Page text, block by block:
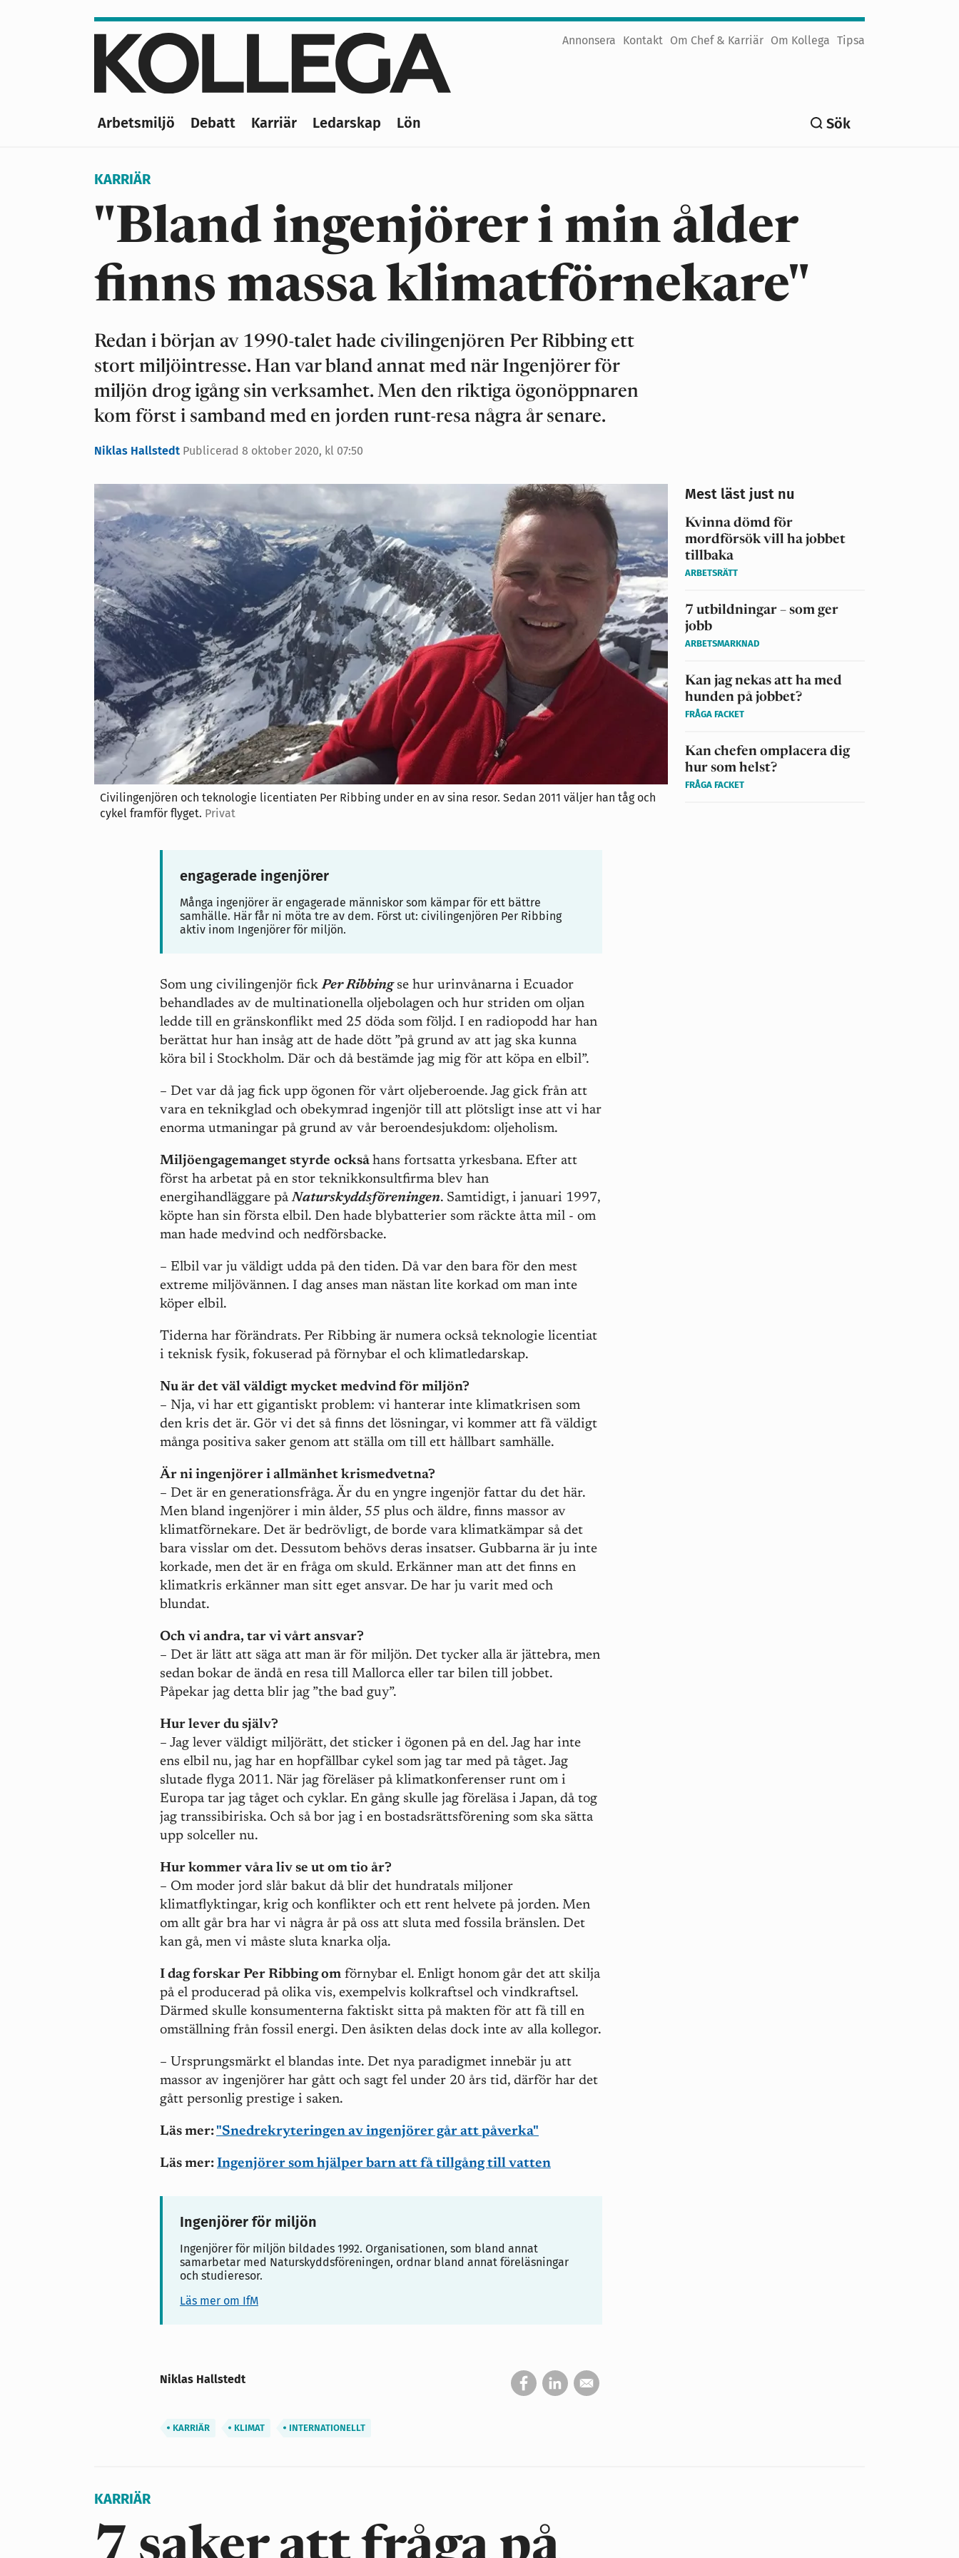
Annonsera Kontakt Om Chef & Karriär Om Kollega Tipsa
Arbetsmiljö Debatt Karriär Ledarskap Lön Sök
KARRIÄR
"Bland ingenjörer i min ålder
finns massa klimatförnekare"
Redan i början av 1990-talet hade civilingenjören Per Ribbing ett
stort miljöintresse. Han var bland annat med när Ingenjörer för
miljön drog igång sin verksamhet. Men den riktiga ögonöppnaren
kom först i samband med en jorden runt-resa några år senare.
Niklas Hallstedt Publicerad 8 oktober 2020, kl 07:50
Civilingenjören och teknologie licentiaten Per Ribbing under en av sina resor. Sedan 2011 väljer han tåg och
cykel framför flyget. Privat
engagerade ingenjörer
Många ingenjörer är engagerade människor som kämpar för ett bättre
samhälle. Här får ni möta tre av dem. Först ut: civilingenjören Per Ribbing
aktiv inom Ingenjörer för miljön.
Som ung civilingenjör fickPer Ribbingse hur urinvånarna i Ecuador
behandlades av de multinationella oljebolagen och hur striden om oljan
ledde till en gränskonflikt med 25 döda som följd. I en radiopodd har han
berättat hur han insåg att de hade dött ”på grund av att jag ska kunna
köra bil i Stockholm. Där och då bestämde jag mig för att köpa en elbil”.
– Det var då jag fick upp ögonen för vårt oljeberoende. Jag gick från att
vara en teknikglad och obekymrad ingenjör till att plötsligt inse att vi har
enorma utmaningar på grund av vår beroendesjukdom: oljeholism.
Miljöengagemanget styrde också hans fortsatta yrkesbana. Efter att
först ha arbetat på en stor teknikkonsultfirma blev han
energihandläggare påNaturskyddsföreningen. Samtidigt, i januari 1997,
köpte han sin första elbil. Den hade blybatterier som räckte åtta mil - om
man hade medvind och nedförsbacke.
– Elbil var ju väldigt udda på den tiden. Då var den bara för den mest
extreme miljövännen. I dag anses man nästan lite korkad om man inte
köper elbil.
Tiderna har förändrats. Per Ribbing är numera också teknologie licentiat
i teknisk fysik, fokuserad på förnybar el och klimatledarskap.
Nu är det väl väldigt mycket medvind för miljön?
– Nja, vi har ett gigantiskt problem: vi hanterar inte klimatkrisen som
den kris det är. Gör vi det så finns det lösningar, vi kommer att få väldigt
många positiva saker genom att ställa om till ett hållbart samhälle.
Är ni ingenjörer i allmänhet krismedvetna?
– Det är en generationsfråga. Är du en yngre ingenjör fattar du det här.
Men bland ingenjörer i min ålder, 55 plus och äldre, finns massor av
klimatförnekare. Det är bedrövligt, de borde vara klimatkämpar så det
bara visslar om det. Dessutom behövs deras insatser. Gubbarna är ju inte
korkade, men det är en fråga om skuld. Erkänner man att det finns en
klimatkris erkänner man sitt eget ansvar. De har ju varit med och
blundat.
Och vi andra, tar vi vårt ansvar?
– Det är lätt att säga att man är för miljön. Det tycker alla är jättebra, men
sedan bokar de ändå en resa till Mallorca eller tar bilen till jobbet.
Påpekar jag detta blir jag ”the bad guy”.
Hur lever du själv?
– Jag lever väldigt miljörätt, det sticker i ögonen på en del. Jag har inte
ens elbil nu, jag har en hopfällbar cykel som jag tar med på tåget. Jag
slutade flyga 2011. När jag föreläser på klimatkonferenser runt om i
Europa tar jag tåget och cyklar. En gång skulle jag föreläsa i Japan, då tog
jag transsibiriska. Och så bor jag i en bostadsrättsförening som ska sätta
upp solceller nu.
Hur kommer våra liv se ut om tio år?
– Om moder jord slår bakut då blir det hundratals miljoner
klimatflyktingar, krig och konflikter och ett rent helvete på jorden. Men
om allt går bra har vi några år på oss att sluta med fossila bränslen. Det
kan gå, men vi måste sluta knarka olja.
I dag forskar Per Ribbing om förnybar el. Enligt honom går det att skilja
på el producerad på olika vis, exempelvis kolkraftsel och vindkraftsel.
Därmed skulle konsumenterna faktiskt sitta på makten för att få till en
omställning från fossil energi. Den åsikten delas dock inte av alla kollegor.
– Ursprungsmärkt el blandas inte. Det nya paradigmet innebär ju att
massor av ingenjörer har gått och sagt fel under 20 års tid, därför har det
gått personlig prestige i saken.
Läs mer: "Snedrekryteringen av ingenjörer går att påverka"
Läs mer: Ingenjörer som hjälper barn att få tillgång till vatten
Ingenjörer för miljön
Ingenjörer för miljön bildades 1992. Organisationen, som bland annat
samarbetar med Naturskyddsföreningen, ordnar bland annat föreläsningar
och studieresor.
Läs mer om IfM
Niklas Hallstedt
KARRIÄR KLIMAT INTERNATIONELLT
Mest läst just nu
Kvinna dömd för
mordförsök vill ha jobbet
tillbaka
ARBETSRÄTT
7 utbildningar – som ger
jobb
ARBETSMARKNAD
Kan jag nekas att ha med
hunden på jobbet?
FRÅGA FACKET
Kan chefen omplacera dig
hur som helst?
FRÅGA FACKET
KARRIÄR